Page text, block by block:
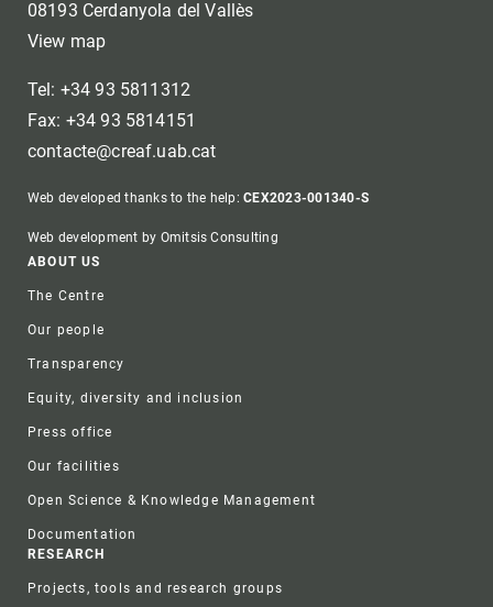
08193 Cerdanyola del Vallès
View map
Tel: +34 93 5811312
Fax: +34 93 5814151
contacte@creaf.uab.cat
Web developed thanks to the help:CEX2023-001340-S
Web development by Omitsis Consulting
Footer
ABOUT US
The Centre
Our people
Transparency
Equity, diversity and inclusion
Press office
Our facilities
Open Science & Knowledge Management
Documentation
RESEARCH
Projects, tools and research groups